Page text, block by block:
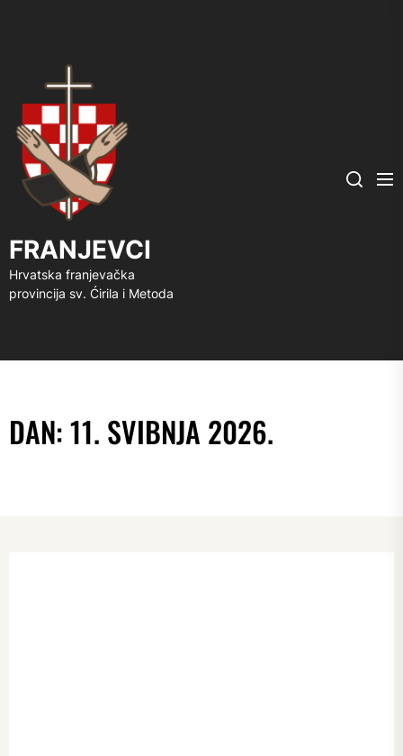
FRANJEVCI
Hrvatska franjevačka
provincija sv. Ćirila i Metoda
Search
DAN:11. SVIBNJA 2026.